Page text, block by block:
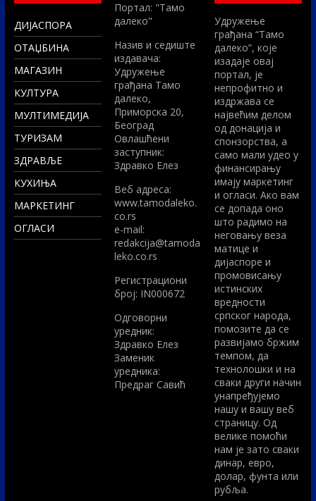
ДИЈАСПОРА
ОТАЏБИНА
МАГАЗИН
КУЛТУРА
МУЛТИМЕДИЈА
ТУРИЗАМ
ЗДРАВЉЕ
КУХИЊА
МАРКЕТИНГ
ОГЛАСИ
Портал: "Тамо
далеко"
Назив и седиште
издавача:
Удружење
грађана Тамо
далеко,
Приморска 20,
Београд
Овлашћени
заступник:
Здравко Елез
Вeб адреса:
www.tamodaleko.
co.rs
e-mail:
redakcija@tamoda
leko.co.rs
Регистрациони
број: IN000672
Одговорни
уредник:
Здравко Елез
Заменик
уредника:
Предраг Савић
Удружење
грађана “Тамо
далеко”, које
изадаје овај
портал, је
непрофитно и
издржава се
највећим делом
од донација и
спонзорства, а
само мали удео у
финансирању
имају маркетинг
и огласи. Ако вам
се допада оно
што радимо на
неговању веза
матице и
дијаспоре и
промовисању
истинских
вредности
српског народа,
помозите да се
развијамо бржим
темпом, да
технолошки и на
сваки други начин
унапређујемо
нашу и вашу веб
страницу. Од
велике помоћи
нам је зато сваки
динар, евро,
долар, фунта или
рубља.